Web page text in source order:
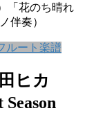
「花のち晴れ
伴奏）
ルート楽譜
ヒカ